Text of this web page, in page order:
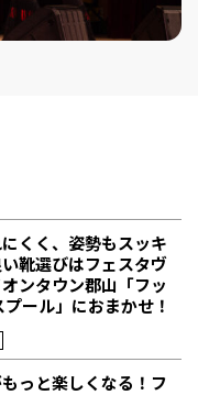
くく、姿勢もスッキ
靴選びはフェスタヴ
ンタウン郡山「フッ
プール」におまかせ！
っと楽しくなる！フ